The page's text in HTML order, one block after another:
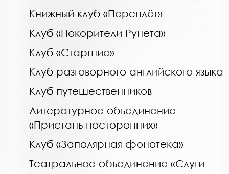
Книжный клуб «Переплёт»
Клуб «Покорители Рунета»
Клуб «Старшие»
Клуб разговорного английского языка
Клуб путешественников
Литературное объединение
«Пристань посторонних»
Клуб «Заполярная фонотека»
Театральное объединение «Слуги
система
Сокращенное название:
МБУК Мончегорская ЦБС
Почтовый индекс:
Город:
Мончегорск
Улица, дом:
пр. Металлургов, д. 27
Телефон:
8 (81536) 7-40-28
www: